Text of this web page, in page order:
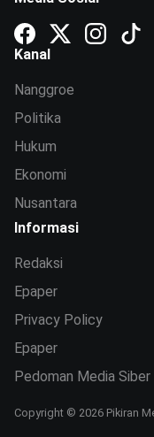
Kanal
Nanggroe
Politika
Hukum
Ekonomi
Nusantara
Informasi
Redaksi
Epaper
Privacy Policy
Epaper
Pedoman Media Siber
Copyright © 2026 Pikiran